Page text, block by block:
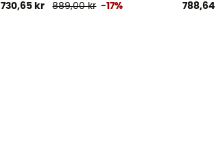
730,65 kr 889,00 kr -17%